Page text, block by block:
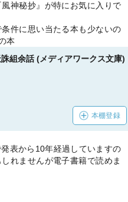
神秘抄』が特にお気に入りで
件に思い当たる本も少ないの
本
組余話 (メディアワークス文庫)
本棚登録
表から10年経過していますの
れませんが電子書籍で読めま